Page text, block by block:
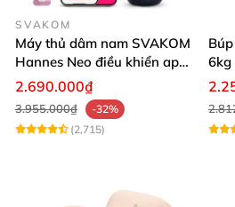
SVAKOM
Máy thủ dâm nam SVAKOM
Hannes Neo điều khiển app
tương tác xa
2.690.000₫
3.955.000₫
-32%
(2,715)
6kg
cấp